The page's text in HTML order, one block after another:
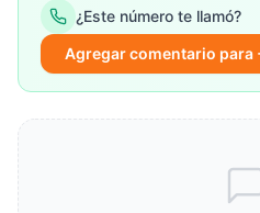
¿Este número te llamó?
Agregar comentario para